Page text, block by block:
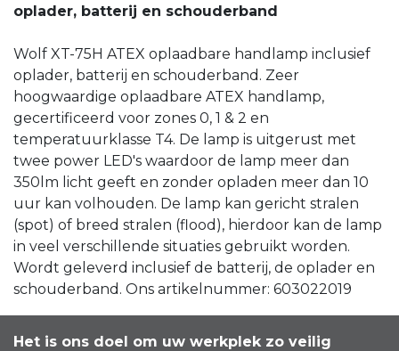
oplader, batterij en schouderband
Wolf XT-75H ATEX oplaadbare handlamp inclusief
oplader, batterij en schouderband. Zeer
hoogwaardige oplaadbare ATEX handlamp,
gecertificeerd voor zones 0, 1 & 2 en
temperatuurklasse T4. De lamp is uitgerust met
twee power LED's waardoor de lamp meer dan
350lm licht geeft en zonder opladen meer dan 10
uur kan volhouden. De lamp kan gericht stralen
(spot) of breed stralen (flood), hierdoor kan de lamp
in veel verschillende situaties gebruikt worden.
Wordt geleverd inclusief de batterij, de oplader en
schouderband. Ons artikelnummer: 603022019
Het is ons doel om uw werkplek zo veilig